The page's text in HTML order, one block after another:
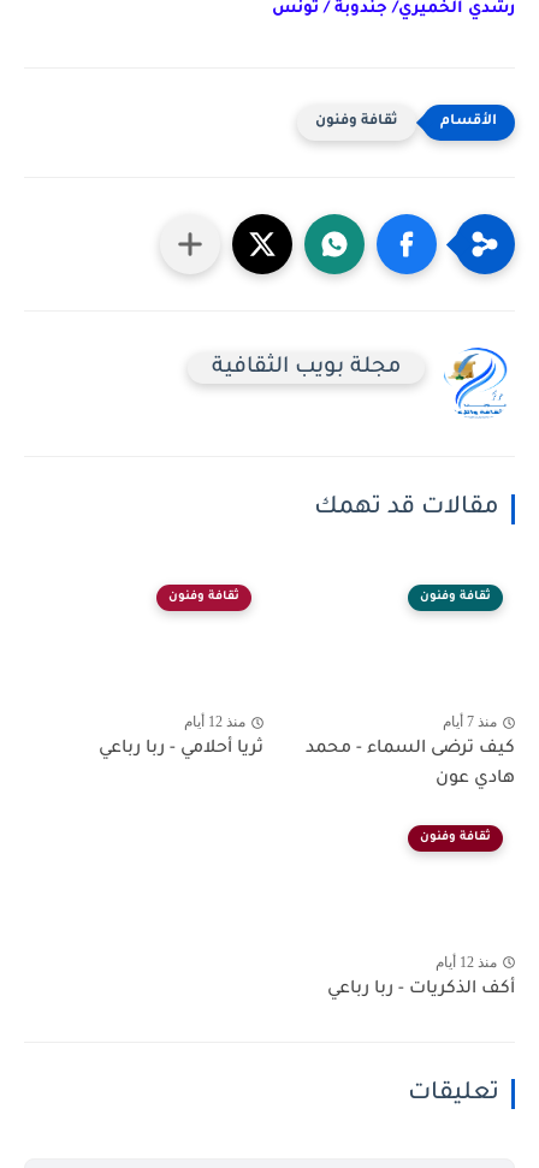
رشدي الخميري/ جندوبة / تونس
ثقافة وفنون
مجلة بويب الثقافية
مقالات قد تهمك
ثقافة وفنون
منذ 7 أيام
كيف ترضى السماء - محمد
هادي عون
ثقافة وفنون
منذ 12 أيام
ثريا أحلامي - ربا رباعي
ثقافة وفنون
منذ 12 أيام
أكف الذكريات - ربا رباعي
تعليقات